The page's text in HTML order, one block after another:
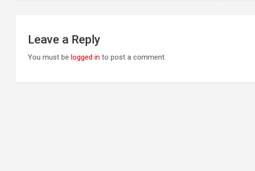
Leave a Reply
You must be logged in to post a comment.